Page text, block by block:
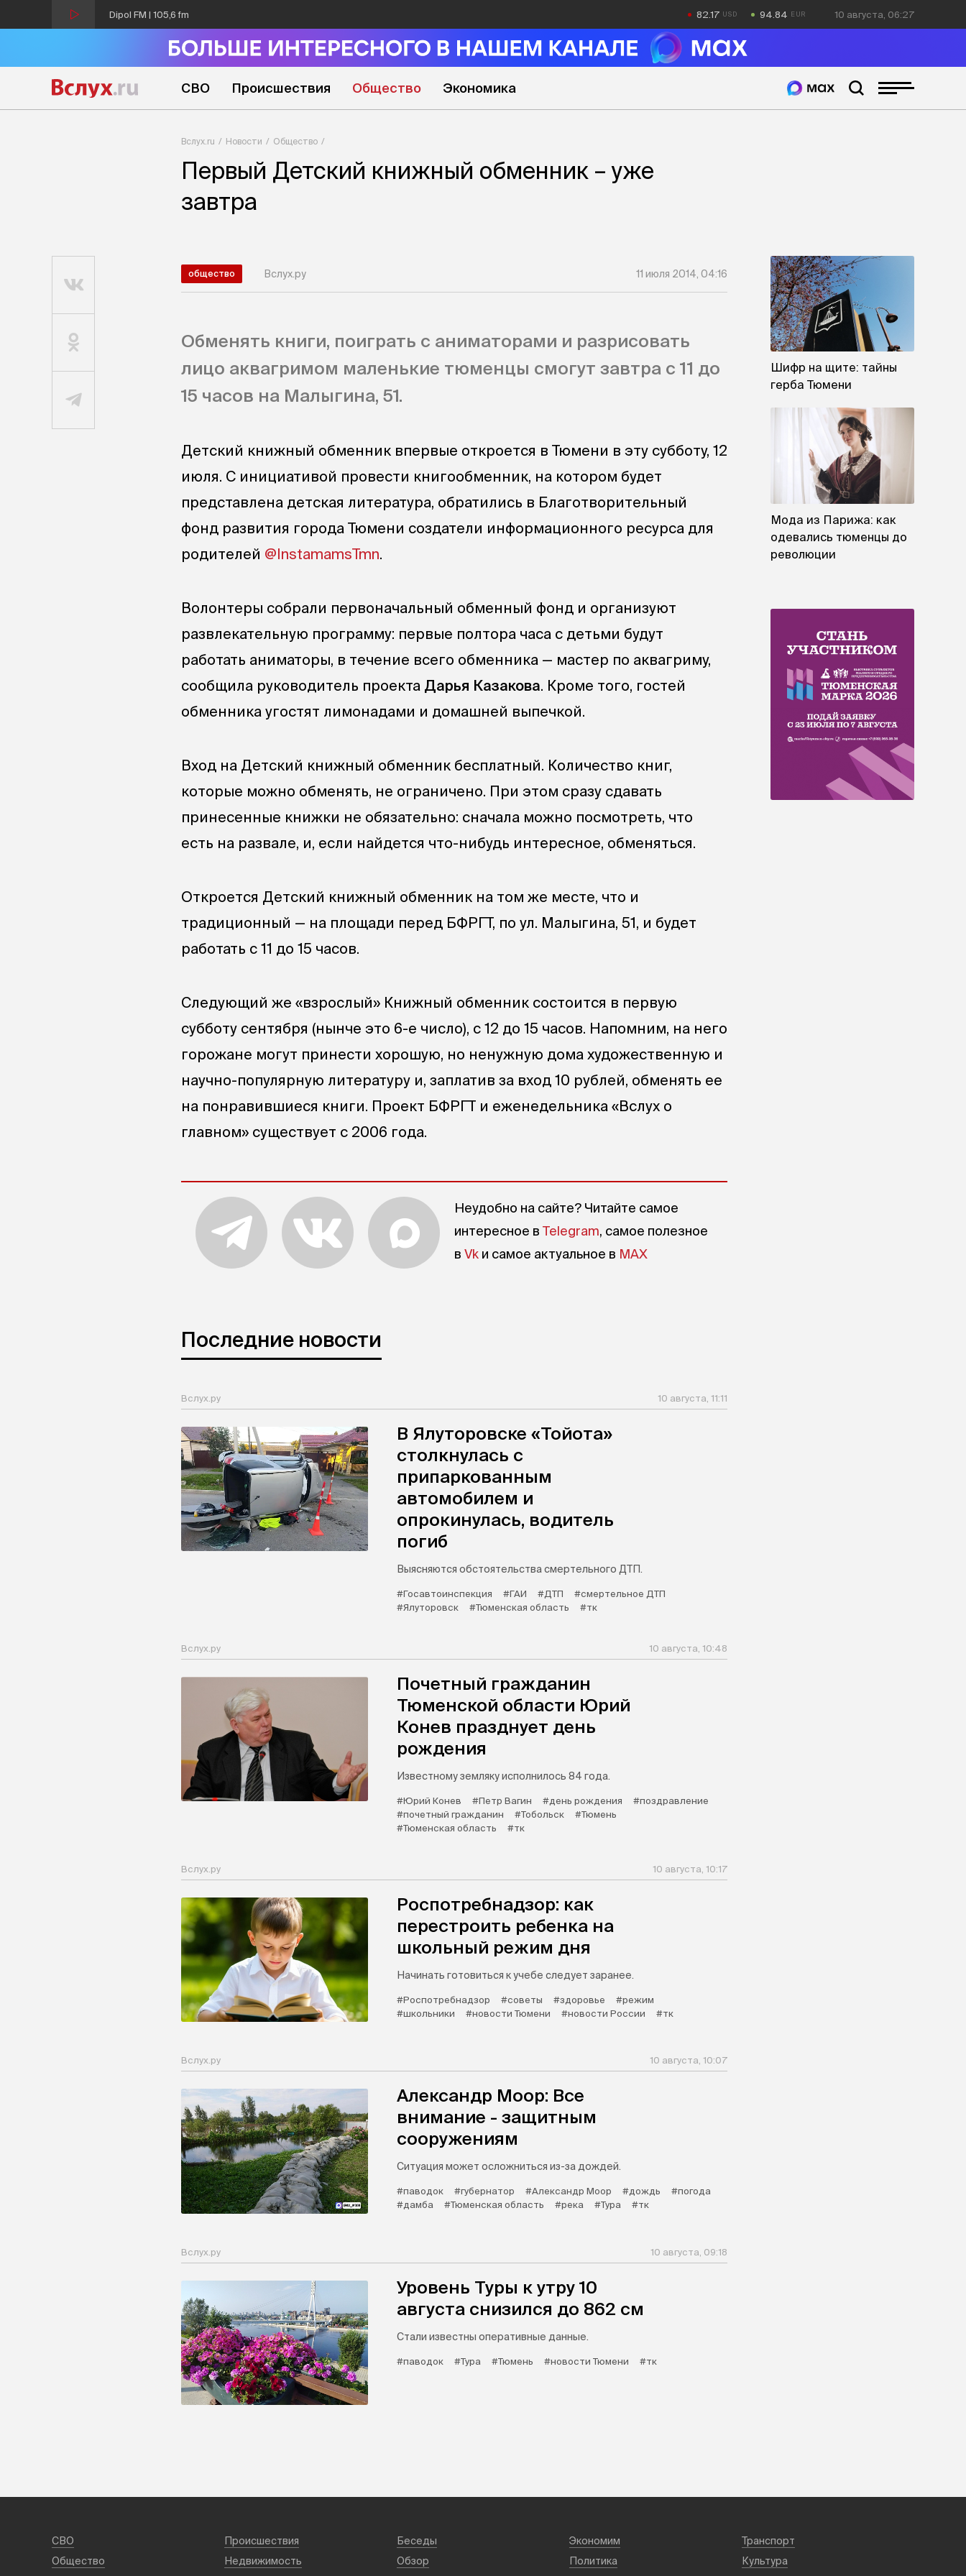
Dipol FM | 105,6 fm 82.17 94.84 10 августа, 06:27
СВО Происшествия Общество Экономика
Вслух.ru Новости Общество
Первый Детский книжный обменник – уже
завтра
общество Вслух.ру 11 июля 2014, 04:16
Обменять книги, поиграть с аниматорами и разрисовать
лицо аквагримом маленькие тюменцы смогут завтра с 11 до
15 часов на Малыгина, 51.
Детский книжный обменник впервые откроется в Тюмени в эту субботу, 12
июля. С инициативой провести книгообменник, на котором будет
представлена детская литература, обратились в Благотворительный
фонд развития города Тюмени создатели информационного ресурса для
родителей @InstamamsTmn.
Волонтеры собрали первоначальный обменный фонд и организуют
развлекательную программу: первые полтора часа с детьми будут
работать аниматоры, в течение всего обменника — мастер по аквагриму,
сообщила руководитель проекта Дарья Казакова. Кроме того, гостей
обменника угостят лимонадами и домашней выпечкой.
Вход на Детский книжный обменник бесплатный. Количество книг,
которые можно обменять, не ограничено. При этом сразу сдавать
принесенные книжки не обязательно: сначала можно посмотреть, что
есть на развале, и, если найдется что-нибудь интересное, обменяться.
Откроется Детский книжный обменник на том же месте, что и
традиционный — на площади перед БФРГТ, по ул. Малыгина, 51, и будет
работать с 11 до 15 часов.
Следующий же «взрослый» Книжный обменник состоится в первую
субботу сентября (нынче это 6-е число), с 12 до 15 часов. Напомним, на него
горожане могут принести хорошую, но ненужную дома художественную и
научно-популярную литературу и, заплатив за вход 10 рублей, обменять ее
на понравившиеся книги. Проект БФРГТ и еженедельника «Вслух о
главном» существует с 2006 года.
Неудобно на сайте? Читайте самое
интересное в Telegram, самое полезное
в Vk и самое актуальное в MAX
Последние новости
Вслух.ру 10 августа, 11:11
В Ялуторовске «Тойота»
столкнулась с
припаркованным
автомобилем и
опрокинулась, водитель
погиб
Выясняются обстоятельства смертельного ДТП.
#Госавтоинспекция #ГАИ #ДТП
#смертельное ДТП
#Ялуторовск
#Тюменская область #тк
Вслух.ру 10 августа, 10:48
Почетный гражданин
Тюменской области Юрий
Конев празднует день
рождения
Известному земляку исполнилось 84 года.
#Юрий Конев #Петр Вагин #день рождения
#поздравление
#почетный гражданин
#Тобольск
#Тюмень
#Тюменская область
#тк
Вслух.ру 10 августа, 10:17
Роспотребнадзор: как
перестроить ребенка на
школьный режим дня
Начинать готовиться к учебе следует заранее.
#Роспотребнадзор #советы #здоровье
#режим
#школьники
#новости Тюмени #новости России #тк
Вслух.ру 10 августа, 10:07
Александр Моор: Все
внимание - защитным
сооружениям
Ситуация может осложниться из-за дождей.
#паводок #губернатор #Александр Моор #дождь
#погода
#дамба
#Тюменская область #река #Тура #тк
Вслух.ру 10 августа, 09:18
Уровень Туры к утру 10
августа снизился до 862 см
Стали известны оперативные данные.
#паводок #Тура #Тюмень #новости Тюмени #тк
Шифр на щите: тайны
герба Тюмени
Мода из Парижа: как
одевались тюменцы до
революции
СВО Происшествия Беседы Экономим
Транспорт
Общество
Недвижимость Обзор Политика
Культура